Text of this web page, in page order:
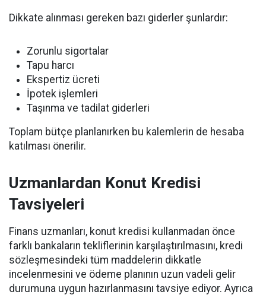
Dikkate alınması gereken bazı giderler şunlardır:
Zorunlu sigortalar
Tapu harcı
Ekspertiz ücreti
İpotek işlemleri
Taşınma ve tadilat giderleri
Toplam bütçe planlanırken bu kalemlerin de hesaba
katılması önerilir.
Uzmanlardan Konut Kredisi
Tavsiyeleri
Finans uzmanları, konut kredisi kullanmadan önce
farklı bankaların tekliflerinin karşılaştırılmasını, kredi
sözleşmesindeki tüm maddelerin dikkatle
incelenmesini ve ödeme planının uzun vadeli gelir
durumuna uygun hazırlanmasını tavsiye ediyor. Ayrıca